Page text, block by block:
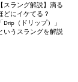
【スラング解説】滴る
どにイケてる？
「Drip（ドリップ）」
いうスラングを解説